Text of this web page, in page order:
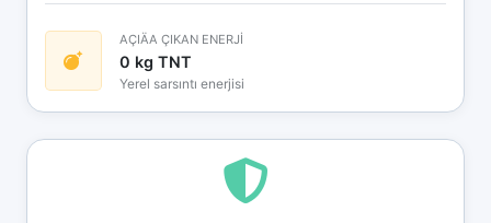
AÇIÄA ÇIKAN ENERJİ
0 kg TNT
Yerel sarsıntı enerjisi